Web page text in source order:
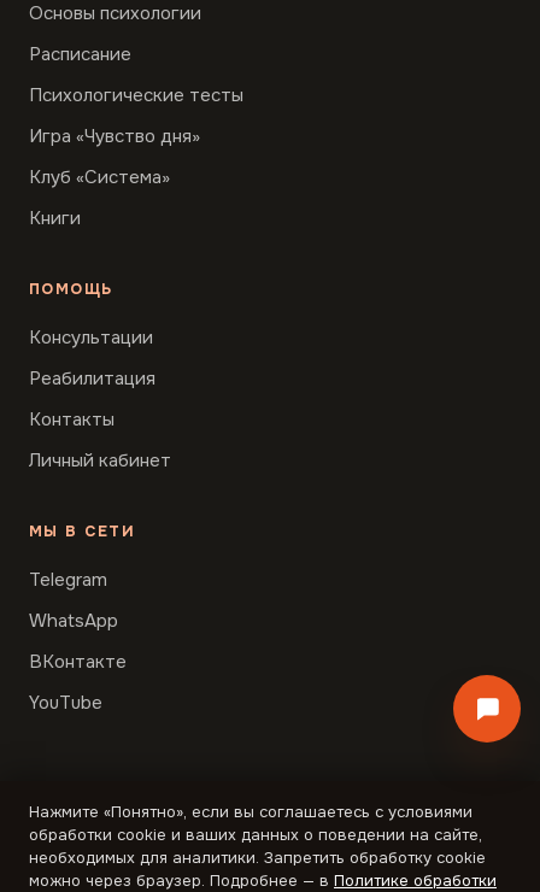
Основы психологии
Расписание
Психологические тесты
Игра «Чувство дня»
Клуб «Система»
Книги
ПОМОЩЬ
Консультации
Реабилитация
Контакты
Личный кабинет
МЫ В СЕТИ
Telegram
WhatsApp
ВКонтакте
YouTube
© Образ Мысли, 2026 · Лицензия ЛО35-01298-
77/00350538 · ОГРН 1167746556317
ОфертаОферта образованияОбработка данных
Нажмите «Понятно», если вы соглашаетесь с условиями
обработки cookie и ваших данных о поведении на сайте,
необходимых для аналитики. Запретить обработку cookie
можно через браузер. Подробнее — в Политике обработки